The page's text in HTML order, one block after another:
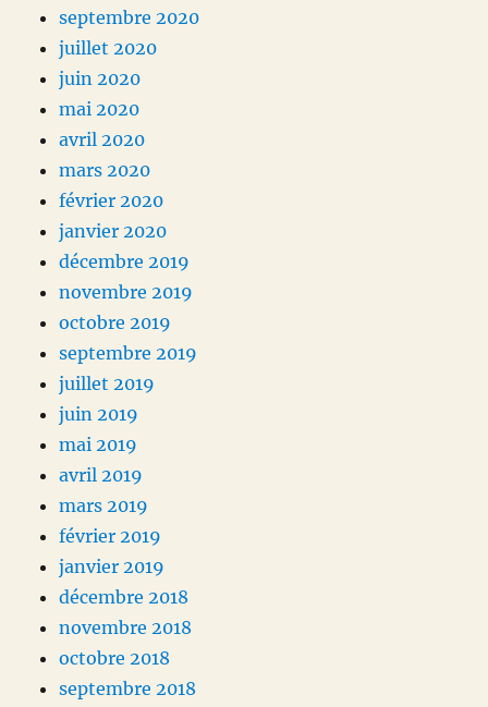
septembre 2020
juillet 2020
juin 2020
mai 2020
avril 2020
mars 2020
février 2020
janvier 2020
décembre 2019
novembre 2019
octobre 2019
septembre 2019
juillet 2019
juin 2019
mai 2019
avril 2019
mars 2019
février 2019
janvier 2019
décembre 2018
novembre 2018
octobre 2018
septembre 2018